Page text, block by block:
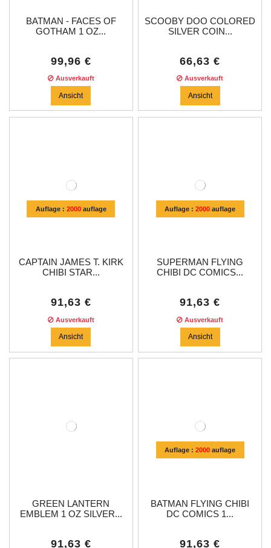
BATMAN - FACES OF
GOTHAM 1 OZ...
99,96 €
Ausverkauft
Ansicht
SCOOBY DOO COLORED
SILVER COIN...
66,63 €
Ausverkauft
Ansicht
Auflage : 2000auflage
CAPTAIN JAMES T. KIRK
CHIBI STAR...
91,63 €
Ausverkauft
Ansicht
Auflage :2000 auflage
SUPERMAN FLYING
CHIBI DC COMICS...
91,63 €
Ausverkauft
Ansicht
GREEN LANTERN
EMBLEM 1 OZ SILVER...
91,63 €
Auflage :2000 auflage
BATMAN FLYING CHIBI
DC COMICS 1...
91,63 €